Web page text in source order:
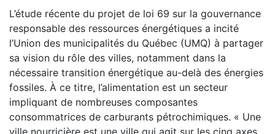
L’étude récente du projet de loi 69 sur la gouvernance
responsable des ressources énergétiques a incité
l’Union des municipalités du Québec (UMQ) à partager
sa vision du rôle des villes, notamment dans la
nécessaire transition énergétique au-delà des énergies
fossiles. À ce titre, l’alimentation est un secteur
impliquant de nombreuses composantes
consommatrices de carburants pétrochimiques. « Une
ville nourricière est une ville qui agit sur les cinq axes